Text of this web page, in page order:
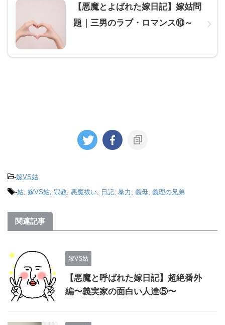
【悪魔とよばれた嫁日記】嫁姑問
題｜三男のラブ・ロマンス⑩～
-嫁VS姑
-姑, 嫁VS姑, 宗教, 悪魔祓い, 日記, 暴力 , 義母, 義理の兄弟
関連記事
嫁VS姑
【悪魔と呼ばれた嫁日記】超絶番外
編〜義実家の面白い人達⑤〜